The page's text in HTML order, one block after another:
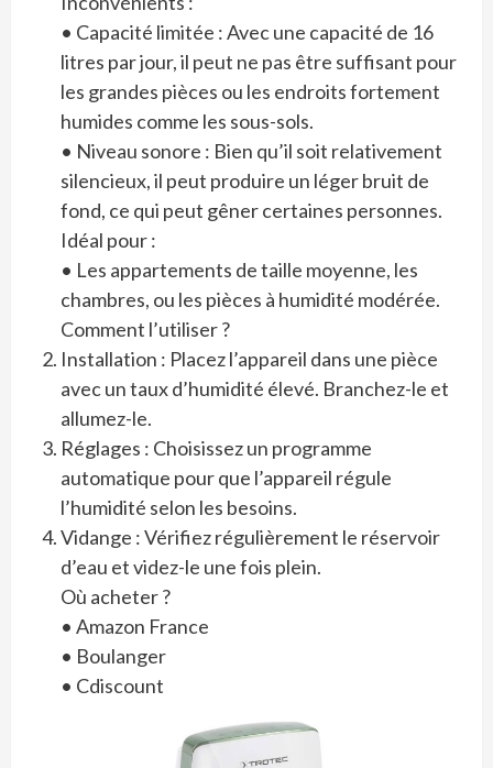
• Capacité limitée : Avec une capacité de 16
litres par jour, il peut ne pas être suffisant pour
les grandes pièces ou les endroits fortement
humides comme les sous-sols.
• Niveau sonore : Bien qu’il soit relativement
silencieux, il peut produire un léger bruit de
fond, ce qui peut gêner certaines personnes.
Idéal pour :
• Les appartements de taille moyenne, les
chambres, ou les pièces à humidité modérée.
Comment l’utiliser ?
Installation : Placez l’appareil dans une pièce
avec un taux d’humidité élevé. Branchez-le et
allumez-le.
Réglages : Choisissez un programme
automatique pour que l’appareil régule
l’humidité selon les besoins.
Vidange : Vérifiez régulièrement le réservoir
d’eau et videz-le une fois plein.
Où acheter ?
• Amazon France
• Boulanger
• Cdiscount